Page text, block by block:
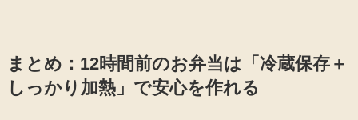
まとめ：12時間前のお弁当は「冷蔵保存＋
しっかり加熱」で安心を作れる